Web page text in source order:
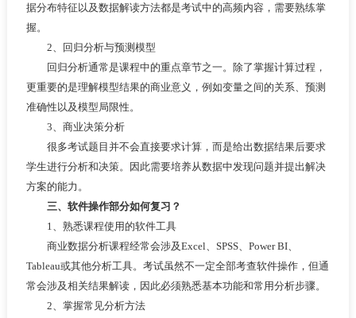
据分布特征以及数据解读方法都是考试中的高频内容，需要熟练掌
握。
2、回归分析与预测模型
回归分析通常是课程中的重点章节之一。除了掌握计算过程，
更重要的是理解模型结果的商业意义，例如变量之间的关系、预测
准确性以及模型局限性。
3、商业决策分析
很多考试题目并不会直接要求计算，而是给出数据结果后要求
学生进行分析和决策。因此需要培养从数据中发现问题并提出解决
方案的能力。
三、软件操作部分如何复习？
1、熟悉课程使用的软件工具
商业数据分析课程经常会涉及Excel、SPSS、Power BI、
Tableau或其他分析工具。考试虽然不一定全部考查软件操作，但通
常会涉及相关结果解读，因此必须熟悉基本功能和常用分析步骤。
2、掌握常见分析方法